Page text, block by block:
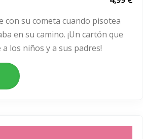
con su cometa cuando pisotea
en su camino. ¡Un cartón que
los niños y a sus padres!